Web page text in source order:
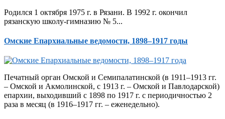
Родился 1 октября 1975 г. в Рязани. В 1992 г. окончил
рязанскую школу-гимназию № 5...
Омские Епархиальные ведомости, 1898–1917 годы
Печатный орган Омской и Семипалатинской (в 1911–1913 гг.
– Омской и Акмолинской, с 1913 г. – Омской и Павлодарской)
епархии, выходивший с 1898 по 1917 г. с периодичностью 2
раза в месяц (в 1916–1917 гг. – еженедельно).